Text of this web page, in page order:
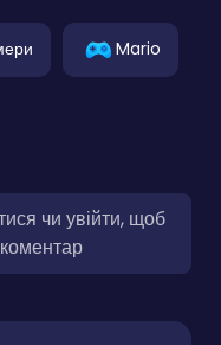
Mario
чи увійти, щоб